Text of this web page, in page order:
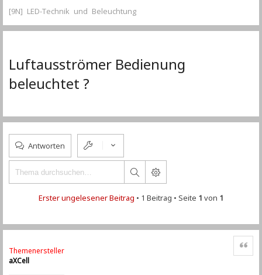
[9N] LED-Technik und Beleuchtung
Luftausströmer Bedienung
beleuchtet ?
Antworten
Erster ungelesener Beitrag • 1 Beitrag • Seite 1 von 1
Themenersteller
aXCell
Zitat